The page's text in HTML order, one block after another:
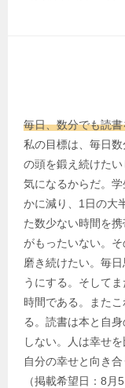
毎日、数分でも読
私の目標は、毎日
の頭を鍛え続けた
気になるからだ。
かに減り、1日の大
た数少ない時間を
がもったいない。
磨き続けたい。毎
うにする。そして
時間である。また
る。読書は本と自
しない。人は幸せ
自分の幸せと向き合
（掲載希望日：8月5